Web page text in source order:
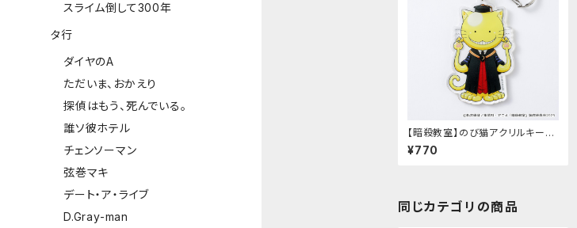
【暗殺教室】のび猫アクリルキーホ
ルダー（殺せんせー）
¥770
同じカテゴリの商品
スライム倒して300年
タ行
ダイヤのA
ただいま、おかえり
探偵はもう、死んでいる。
誰ソ彼ホテル
チェンソーマン
弦巻マキ
デート・ア・ライブ
D.Gray-man